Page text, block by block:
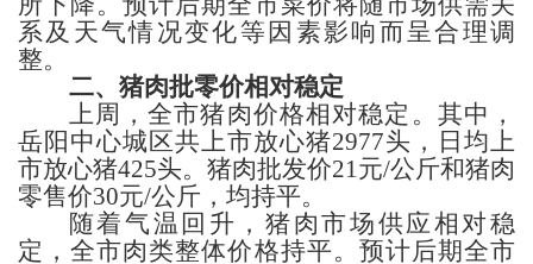
系及天气情况变化等因素影响而呈合理调
整。
二、猪肉批零价相对稳定
上周，全市猪肉价格相对稳定。其中，
岳阳 中心城区共上市放心猪2977头，日均上
市放心猪425头。 猪肉批发价21元/公斤和猪肉
零售价30元/公斤， 均持平。
随着气温回升，猪肉市场供应相对稳
定，全市肉类整体价格持平。 预计后期全市